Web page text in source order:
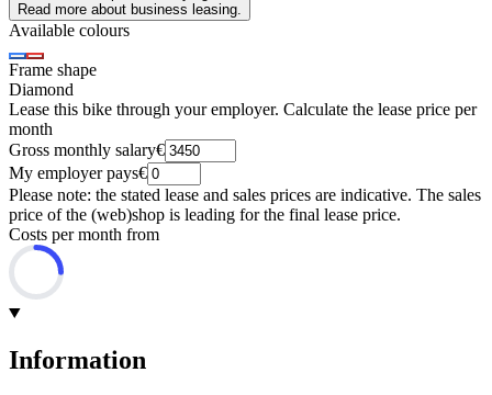
Read more about business leasing.
Available colours
Frame shape
Diamond
Lease this bike through your employer. Calculate the lease price per
month
Gross monthly salary€
My employer pays€
Please note: the stated lease and sales prices are indicative. The sales
price of the (web)shop is leading for the final lease price.
Costs per month from
Information